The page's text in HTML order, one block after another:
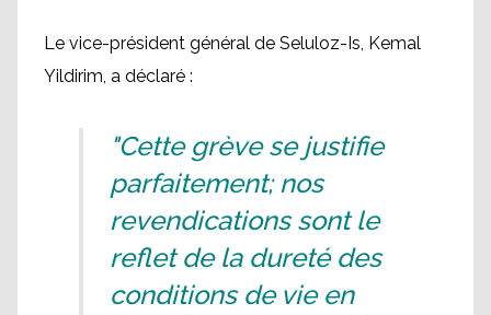
Le vice-président général de Seluloz-Is, Kemal
Yildirim, a déclaré :
"Cette grève se justifie
parfaitement; nos
revendications sont le
reflet de la dureté des
conditions de vie en